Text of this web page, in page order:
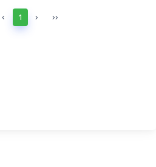
‹ 1 › ››